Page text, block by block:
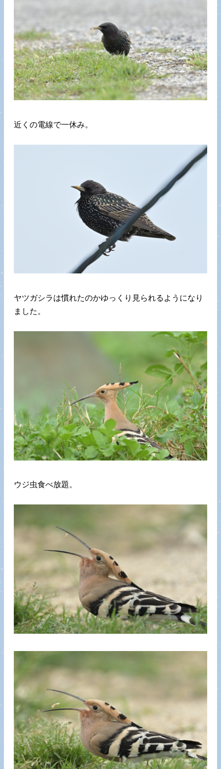
近くの電線で一休み。
ヤツガシラは慣れたのかゆっくり見られるようになり
ました。
ウジ虫食べ放題。